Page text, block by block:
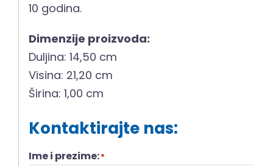
10 godina.
Dimenzije proizvoda:
Duljina: 14,50 cm
Visina: 21,20 cm
Širina: 1,00 cm
Kontaktirajte nas:
Ime i prezime:*